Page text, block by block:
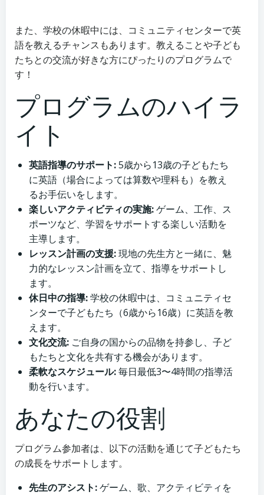
また、学校の休暇中には、コミュニティセンターで英
語を教えるチャンスもあります。教えることや子ども
たちとの交流が好きな方にぴったりのプログラムで
す！
プログラムのハイラ
イト
英語指導のサポート:5歳から13歳の子どもたち
に英語（場合によっては算数や理科も）を教え
るお手伝いをします。
楽しいアクティビティの実施:ゲーム、工作、ス
ポーツなど、学習をサポートする楽しい活動を
主導します。
レッスン計画の支援:現地の先生方と一緒に、魅
力的なレッスン計画を立て、指導をサポートし
ます。
休日中の指導:学校の休暇中は、コミュニティセ
ンターで子どもたち（6歳から16歳）に英語を教
えます。
文化交流: ご自身の国からの品物を持参し、子ど
もたちと文化を共有する機会があります。
柔軟なスケジュール:毎日最低3〜4時間の指導活
動を行います。
あなたの役割
プログラム参加者は、以下の活動を通じて子どもたち
の成長をサポートします。
先生のアシスト:ゲーム、歌、アクティビティを